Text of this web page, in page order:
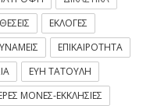
ΕΚΛΟΓΕΣ
ΕΠΙΚΑΙΡΟΤΗΤΑ
ΕΥΗ ΤΑΤΟΥΛΗ
ΜΟΝΕΣ-ΕΚΚΛΗΣΙΕΣ